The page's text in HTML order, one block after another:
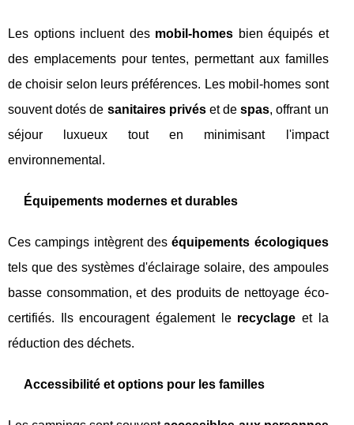
Les options incluent des mobil-homes bien équipés et
des emplacements pour tentes, permettant aux familles
de choisir selon leurs préférences. Les mobil-homes sont
souvent dotés de sanitaires privéset despas, offrant un
séjour luxueux tout en minimisant l'impact
environnemental.
Équipements modernes et durables
Ces campings intègrent deséquipements écologiques
tels que des systèmes d'éclairage solaire, des ampoules
basse consommation, et des produits de nettoyage éco-
certifiés. Ils encouragent également le recyclage et la
réduction des déchets.
Accessibilité et options pour les familles